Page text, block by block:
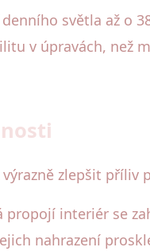
světla až o
v úpravách, než
zlepšit příliv
propojí interiér se
nahrazení